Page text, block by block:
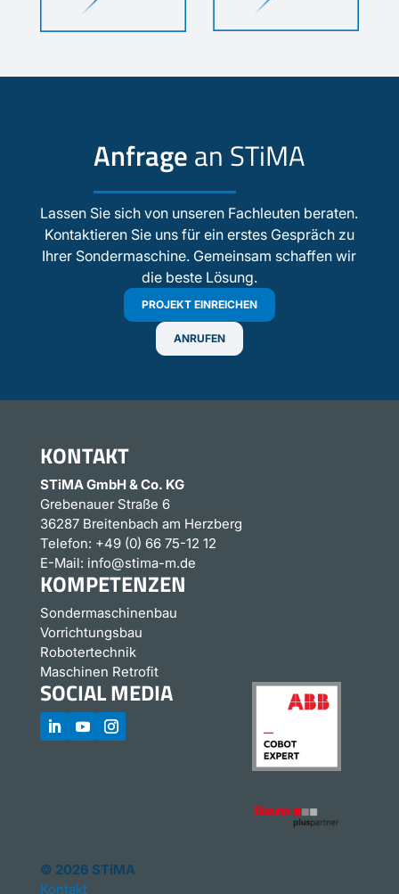
Anfragean STiMA
Lassen Sie sich von unseren Fachleuten beraten.
Kontaktieren Sie uns für ein erstes Gespräch zu
Ihrer Sondermaschine. Gemeinsam schaffen wir
die beste Lösung.
PROJEKT EINREICHEN
ANRUFEN
KONTAKT
STiMA GmbH & Co. KG
Grebenauer Straße 6
36287 Breitenbach am Herzberg
Telefon: +49 (0) 66 75-12 12
E-Mail: info@stima-m.de
KOMPETENZEN
Sondermaschinenbau
Vorrichtungsbau
Robotertechnik
Maschinen Retrofit
SOCIAL MEDIA
© 2026 STiMA
Kontakt